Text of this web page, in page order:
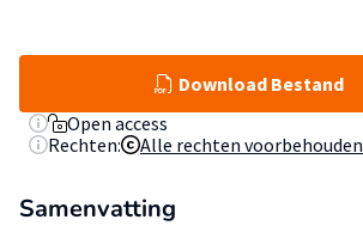
Download Bestand
Open access
Rechten:
Alle rechten voorbehouden
Samenvatting